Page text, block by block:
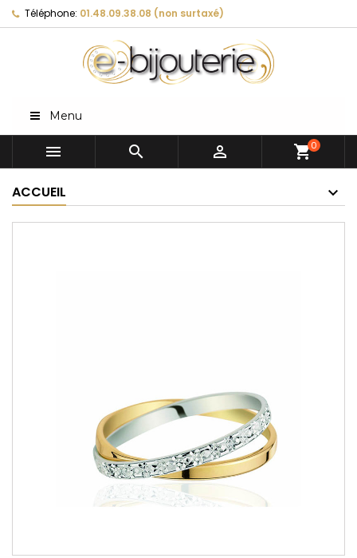
Téléphone: 01.48.09.38.08 (non surtaxé)
Menu
   shopping_cart0
ACCUEIL